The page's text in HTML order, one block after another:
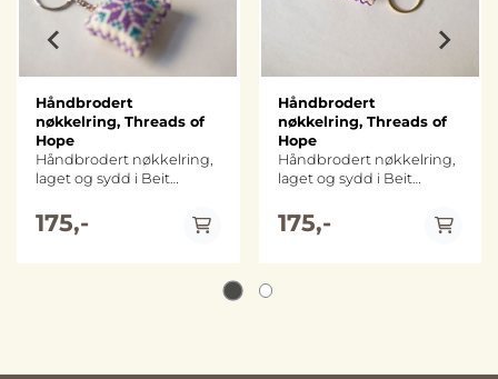
Håndbrodert
nøkkelring, Threads of
Hope
Håndbrodert nøkkelring,
laget og sydd i Beit
Størrelse: ca. 4 cm x 4 cm
Metall: nøkkelring og
175,-
Håndbrodert
nøkkelring, Threads of
Hope
Håndbrodert nøkkelring,
laget og sydd i Beit
Størrelse: ca. 4 cm x 4 cm
Metall: nøkkelring og
175,-